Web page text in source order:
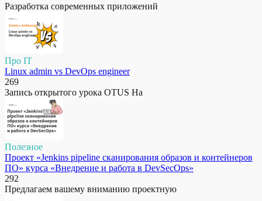
Разработка современных приложений
Про IT
Linux admin vs DevOps engineer
269
Запись открытого урока OTUS На
Полезное
Проект «Jenkins pipeline сканирования образов и контейнеров
ПО» курса «Внедрение и работа в DevSecOps»
292
Предлагаем вашему вниманию проектную